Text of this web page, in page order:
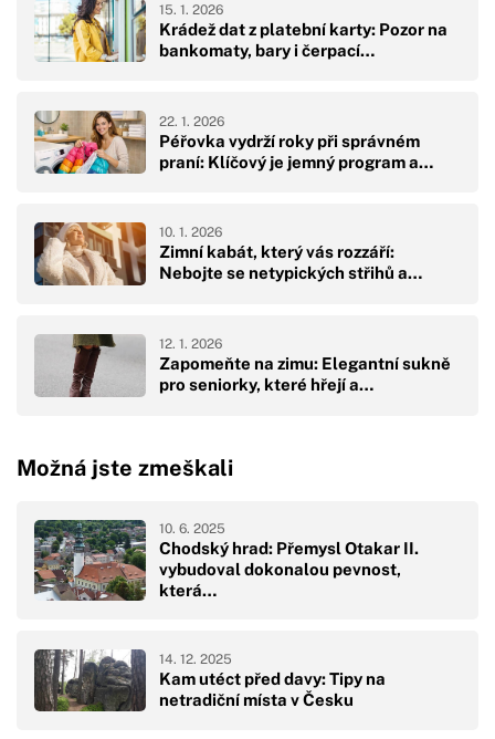
Krádež dat z platební karty: Pozor na
bankomaty, bary i čerpací…
15. 1. 2026
Péřovka vydrží roky při správném
praní: Klíčový je jemný program a…
22. 1. 2026
Zimní kabát, který vás rozzáří:
Nebojte se netypických střihů a…
10. 1. 2026
Zapomeňte na zimu: Elegantní sukně
pro seniorky, které hřejí a…
12. 1. 2026
Možná jste zmeškali
Chodský hrad: Přemysl Otakar II.
vybudoval dokonalou pevnost,
která…
10. 6. 2025
Kam utéct před davy: Tipy na
netradiční místa v Česku
14. 12. 2025